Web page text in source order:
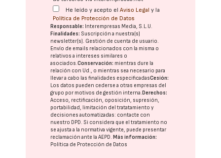
He leído y acepto elAviso Legal y la
Política de Protección de Datos
Responsable: Interempresas Media, S.L.U.
Finalidades: Suscripción a nuestra(s)
newsletter(s). Gestión de cuenta de usuario.
Envío de emails relacionados con la misma o
relativos a intereses similares o
asociados.Conservación: mientras dure la
relación con Ud., o mientras sea necesario para
llevar a cabo las finalidades especificadasCesión:
Los datos pueden cederse a otras empresas del
grupo por motivos de gestión interna.Derechos:
Acceso, rectificación, oposición, supresión,
portabilidad, limitación del tratatamiento y
decisiones automatizadas: contacte con
nuestro DPD. Si considera que el tratamiento no
se ajusta a la normativa vigente, puede presentar
reclamación ante laAEPD.Más información:
Política de Protección de Datos